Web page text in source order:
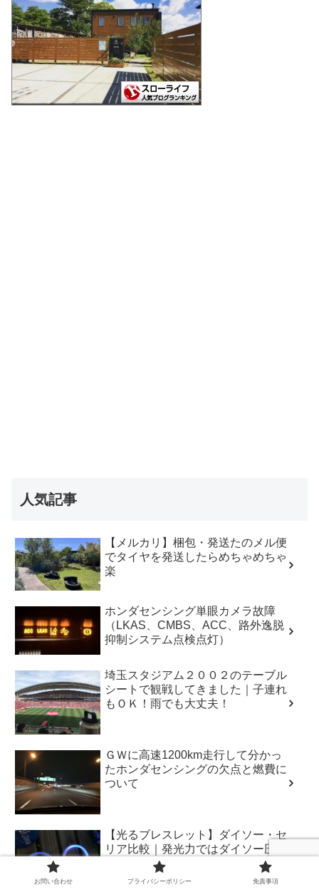
人気記事
【メルカリ】梱包・発送たのメル便
でタイヤを発送したらめちゃめちゃ
楽
ホンダセンシング単眼カメラ故障
（LKAS、CMBS、ACC、路外逸脱
抑制システム点検点灯）
埼玉スタジアム２００２のテーブル
シートで観戦してきました｜子連れ
もＯＫ！雨でも大丈夫！
ＧＷに高速1200km走行して分かっ
たホンダセンシングの欠点と燃費に
ついて
【光るブレスレット】ダイソー・セ
リア比較｜発光力ではダイソー圧勝
お問い合わせ プライバシーポリシー 免責事項